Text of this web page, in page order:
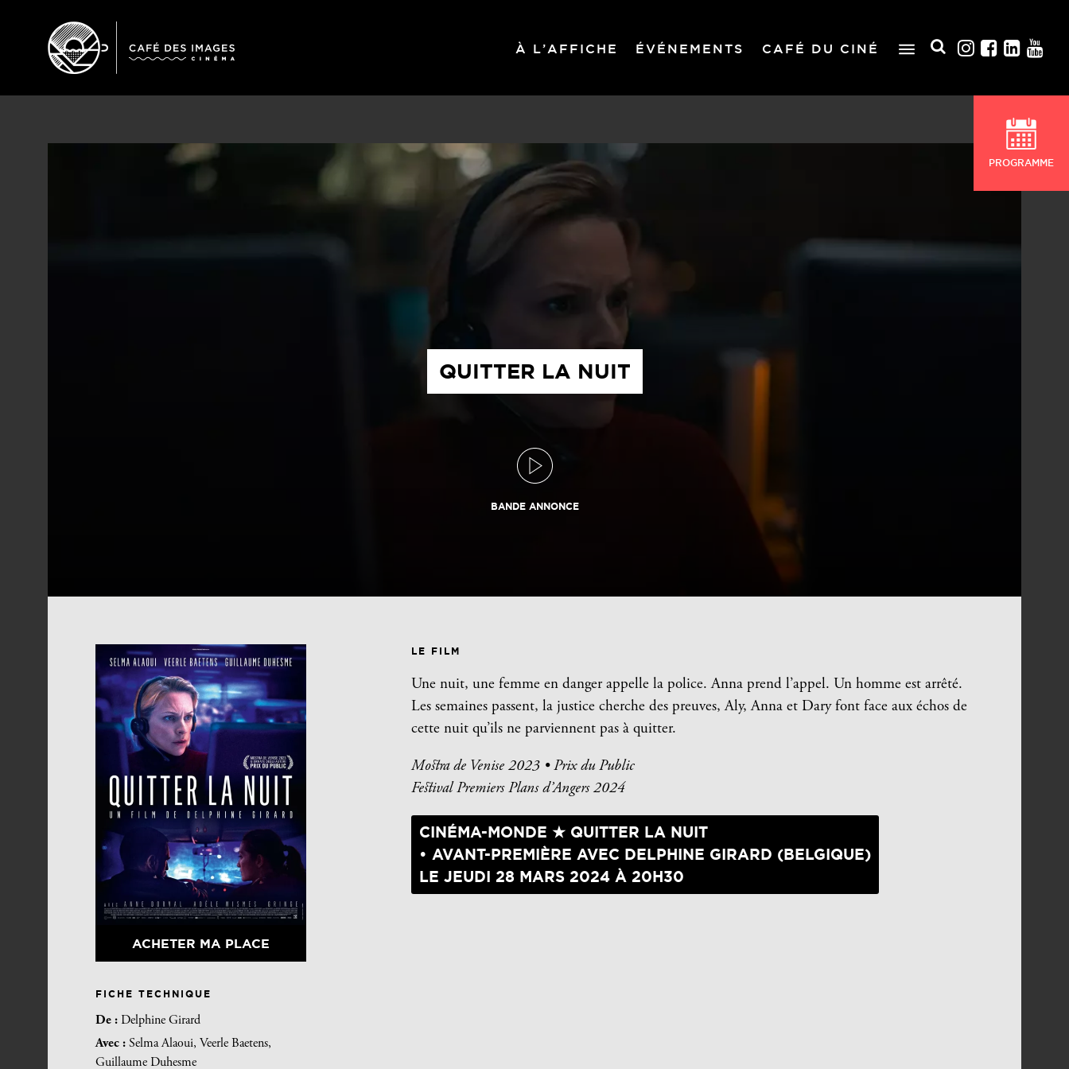
À L’AFFICHE ÉVÉNEMENTS CAFÉ DU CINÉ
QUITTER LA NUIT
BANDE ANNONCE
ACHETER MA PLACE
FICHE TECHNIQUE
De : Delphine Girard
Avec : Selma Alaoui, Veerle Baetens,
Guillaume Duhesme
LE FILM
Une nuit, une femme en danger appelle la police. Anna prend l’appel. Un homme est arrêté.
Les semaines passent, la justice cherche des preuves, Aly, Anna et Dary font face aux échos de
cette nuit qu’ils ne parviennent pas à quitter.
Mostra de Venise 2023 • Prix du Public
Festival Premiers Plans d’Angers 2024
CINÉMA-MONDE ★ QUITTER LA NUIT
• AVANT-PREMIÈRE AVEC DELPHINE GIRARD (BELGIQUE)
LE JEUDI 28 MARS 2024 À 20H30
PROGRAMME